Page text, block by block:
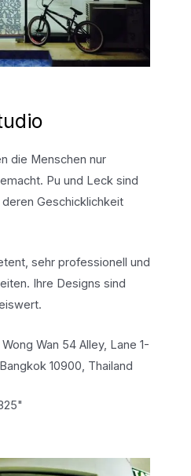
die Menschen nur
Pu und Leck sind
Geschicklichkeit
sehr professionell und
Ihre Designs sind
Wan 54 Alley, Lane 1-
10900, Thailand